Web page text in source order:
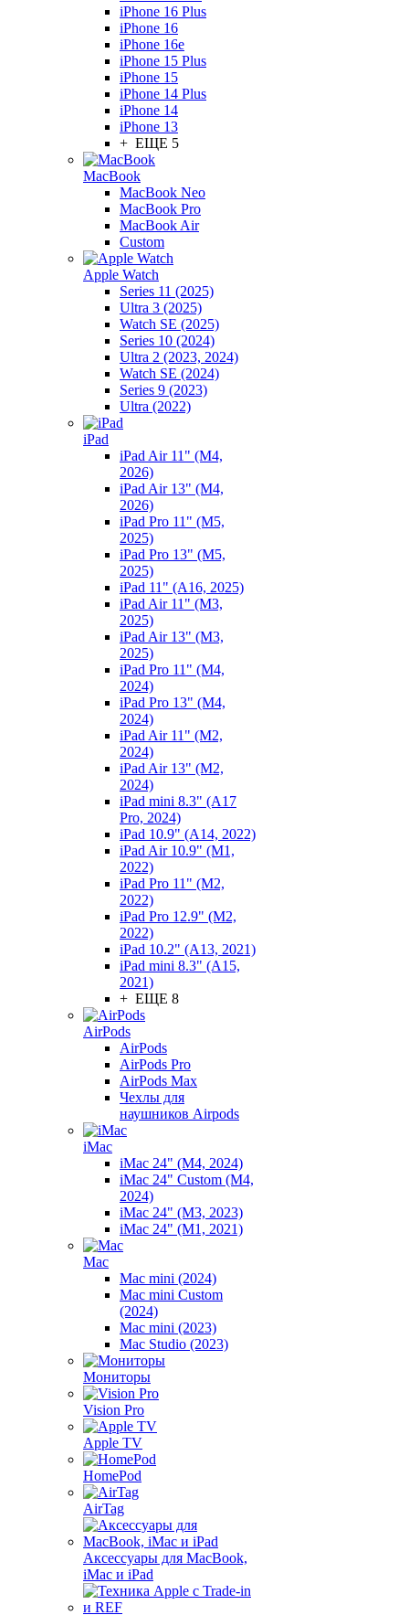
iPhone 16 Plus
iPhone 16
iPhone 16e
iPhone 15 Plus
iPhone 15
iPhone 14 Plus
iPhone 14
iPhone 13
+ ЕЩЕ 5
MacBook
MacBook Neo
MacBook Pro
MacBook Air
Custom
Apple Watch
Series 11 (2025)
Ultra 3 (2025)
Watch SE (2025)
Series 10 (2024)
Ultra 2 (2023, 2024)
Watch SE (2024)
Series 9 (2023)
Ultra (2022)
iPad
iPad Air 11" (M4,
2026)
iPad Air 13" (M4,
2026)
iPad Pro 11" (M5,
2025)
iPad Pro 13" (M5,
2025)
iPad 11" (A16, 2025)
iPad Air 11" (M3,
2025)
iPad Air 13" (M3,
2025)
iPad Pro 11" (M4,
2024)
iPad Pro 13" (M4,
2024)
iPad Air 11" (M2,
2024)
iPad Air 13" (M2,
2024)
iPad mini 8.3" (A17
Pro, 2024)
iPad 10.9" (A14, 2022)
iPad Air 10.9" (M1,
2022)
iPad Pro 11" (M2,
2022)
iPad Pro 12.9" (M2,
2022)
iPad 10.2" (A13, 2021)
iPad mini 8.3" (A15,
2021)
+ ЕЩЕ 8
AirPods
AirPods
AirPods Pro
AirPods Max
Чехлы для
наушников Airpods
iMac
iMac 24" (M4, 2024)
iMac 24" Custom (M4,
2024)
iMac 24" (M3, 2023)
iMac 24" (M1, 2021)
Mac
Mac mini (2024)
Mac mini Custom
(2024)
Mac mini (2023)
Mac Studio (2023)
Мониторы
Vision Pro
Apple TV
HomePod
AirTag
Аксессуары для MacBook,
iMac и iPad